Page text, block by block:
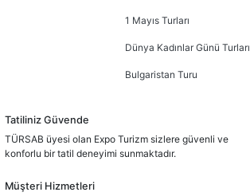
1 Mayıs Turları
Dünya Kadınlar Günü Turları
Bulgaristan Turu
Tatiliniz Güvende
TÜRSAB üyesi olan Expo Turizm sizlere güvenli ve
konforlu bir tatil deneyimi sunmaktadır.
Müşteri Hizmetleri